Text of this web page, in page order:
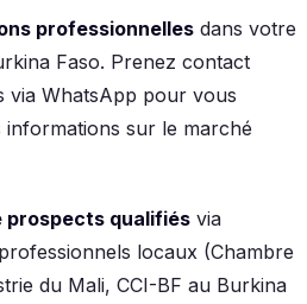
professionnelles dans votre
Faso. Prenez contact
via WhatsApp pour vous
sur le marché
prospects qualifiés via
locaux (Chambre
du Mali, CCI-BF au Burkina